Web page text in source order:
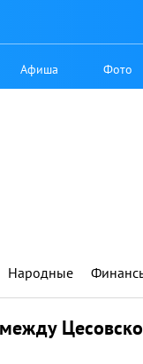
Афиша Фото
Народные